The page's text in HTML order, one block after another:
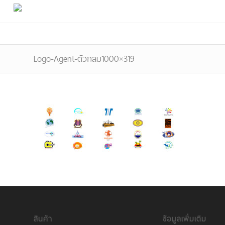
Logo-Agent-ตัวกลม1000×319
สินค้า ข้อมูลเพิ่มเติม